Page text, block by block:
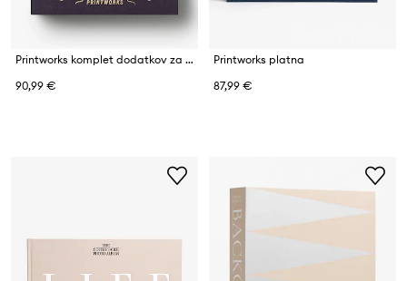
Printworks komplet dodatkov za vino iz nerjavečega jekla
90,99 €
Printworks platna
87,99 €